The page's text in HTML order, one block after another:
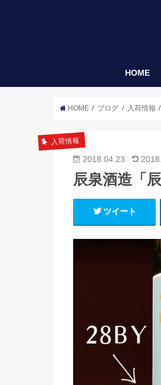
HOME
HOME ブログ 入荷情報
入荷情報
2018.04.23
辰泉酒造「
ツイート